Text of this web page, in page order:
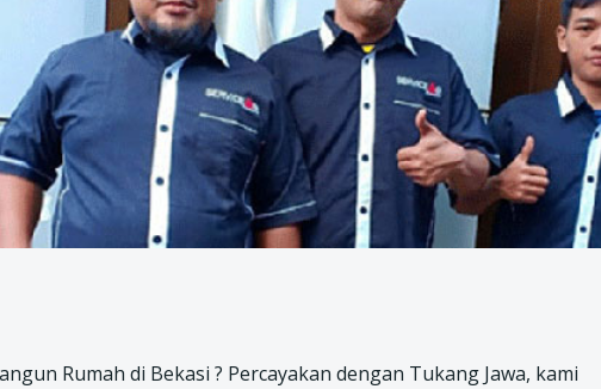
Rumah di Bekasi ? Percayakan dengan Tukang Jawa, kami